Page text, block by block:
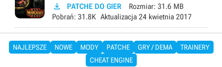
 PATCHE DO GIER Rozmiar: 31.6 MB
Pobrań: 31.8K Aktualizacja 24 kwietnia 2017
NAJLEPSZE NOWE MODY PATCHE GRY / DEMA
TRAINERY
CHEAT ENGINE